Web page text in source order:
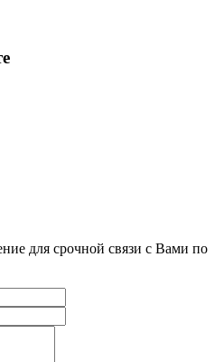
для срочной связи с Вами по